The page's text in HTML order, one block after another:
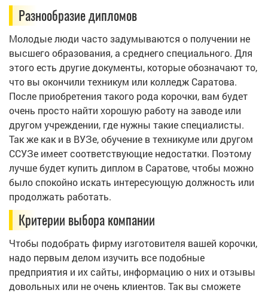
Разнообразие дипломов
Молодые люди часто задумываются о получении не
высшего образования, а среднего специального. Для
этого есть другие документы, которые обозначают то,
что вы окончили техникум или колледж Саратова.
После приобретения такого рода корочки, вам будет
очень просто найти хорошую работу на заводе или
другом учреждении, где нужны такие специалисты.
Так же как и в ВУЗе, обучение в техникуме или другом
ССУЗе имеет соответствующие недостатки. Поэтому
лучше будет купить диплом в Саратове, чтобы можно
было спокойно искать интересующую должность или
продолжать работать.
Критерии выбора компании
Чтобы подобрать фирму изготовителя вашей корочки,
надо первым делом изучить все подобные
предприятия и их сайты, информацию о них и отзывы
довольных или не очень клиентов. Так вы сможете